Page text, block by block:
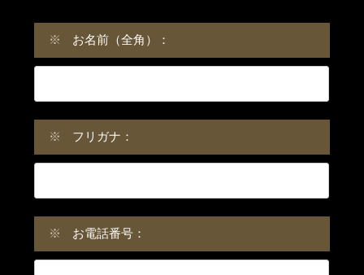
※ お名前（全角）：
※ フリガナ：
※ お電話番号：